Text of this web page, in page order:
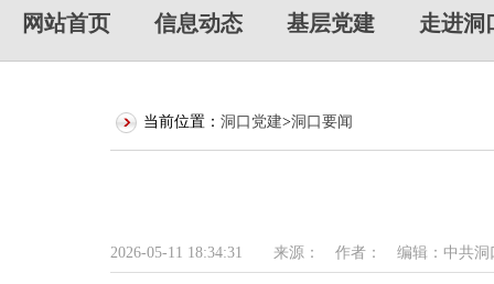
网站首页 信息动态 基层党建 走进洞
当前位置： 洞口党建>洞口要闻
2026-05-11 18:34:31 来源： 作者： 编辑：中共